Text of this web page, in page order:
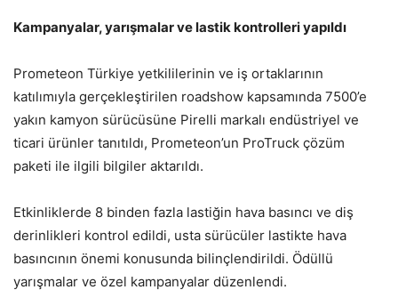
Kampanyalar, yarışmalar ve lastik kontrolleri yapıldı
Prometeon Türkiye yetkililerinin ve iş ortaklarının
katılımıyla gerçekleştirilen roadshow kapsamında 7500’e
yakın kamyon sürücüsüne Pirelli markalı endüstriyel ve
ticari ürünler tanıtıldı, Prometeon’un ProTruck çözüm
paketi ile ilgili bilgiler aktarıldı.
Etkinliklerde 8 binden fazla lastiğin hava basıncı ve diş
derinlikleri kontrol edildi, usta sürücüler lastikte hava
basıncının önemi konusunda bilinçlendirildi. Ödüllü
yarışmalar ve özel kampanyalar düzenlendi.